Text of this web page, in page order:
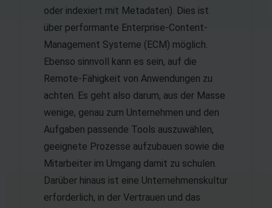
oder indexiert mit Metadaten). Dies ist
über performante Enterprise-Content-
Management Systeme (ECM) möglich.
Ebenso sinnvoll kann es sein, auf die
Remote-Fähigkeit von Anwendungen zu
achten. Es geht also darum, aus der Masse
wenige, genau zum Unternehmen und den
Aufgaben passende Tools auszuwählen,
geeignete Prozesse aufzubauen sowie die
Mitarbeiter im Umgang damit zu schulen.
Darüber hinaus ist eine Unternehmenskultur
erforderlich, in der Vertrauen und das